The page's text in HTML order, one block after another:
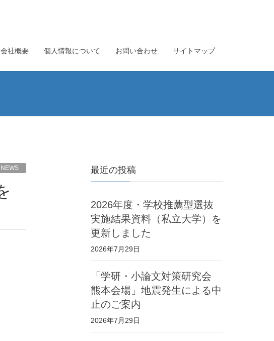
会社概要 個人情報について お問い合わせ サイトマップ
NEWS 最近の投稿
2026年度・学校推薦型選抜
実施結果資料（私立大学）を
更新しました
2026年7月29日
「学研・小論文対策研究会
熊本会場」地震発生による中
止のご案内
2026年7月29日